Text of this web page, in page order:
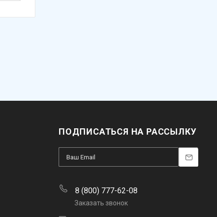
ПОДПИСАТЬСЯ НА РАССЫЛКУ
8 (800) 777-62-08
Заказать звонок